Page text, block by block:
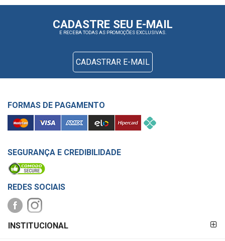
CADASTRE SEU E-MAIL
E RECEBA TODAS AS PROMOÇÕES EXCLUSIVAS.
CADASTRAR E-MAIL
FORMAS DE PAGAMENTO
SEGURANÇA E CREDIBILIDADE
REDES SOCIAIS
PAGAMENTO
INSTITUCIONAL